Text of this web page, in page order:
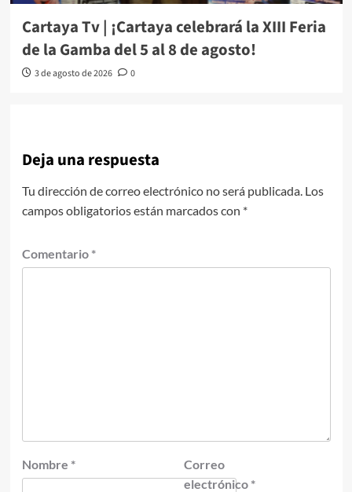
Cartaya Tv | ¡Cartaya celebrará la XIII Feria
de la Gamba del 5 al 8 de agosto!
3 de agosto de 2026 0
Deja una respuesta
Tu dirección de correo electrónico no será publicada. Los
campos obligatorios están marcados con *
Comentario *
Nombre *
Correo
electrónico *